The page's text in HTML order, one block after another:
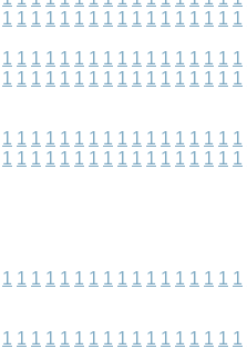
1 1 1 1 1 1 1 1 1 1 1 1 1 1 1 1 1
1 1 1 1 1 1 1 1 1 1 1 1 1 1 1 1 1
1 1 1 1 1 1 1 1 1 1 1 1 1 1 1 1 1
1 1 1 1 1 1 1 1 1 1 1 1 1 1 1 1 1
1 1 1 1 1 1 1 1 1 1 1 1 1 1 1 1 1
1 1 1 1 1 1 1 1 1 1 1 1 1 1 1 1 1
1 1 1 1 1 1 1 1 1 1 1 1 1 1 1 1 1